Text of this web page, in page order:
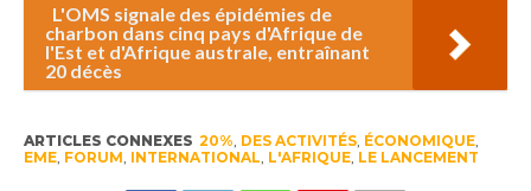
L'OMS signale des épidémies de
charbon dans cinq pays d'Afrique de
l'Est et d'Afrique australe, entraînant
20 décès
ARTICLES CONNEXES 20% DES ACTIVITÉS, ÉCONOMIQUE,
EME, FORUM INTERNATIONAL L'AFRIQUE, LE LANCEMENT